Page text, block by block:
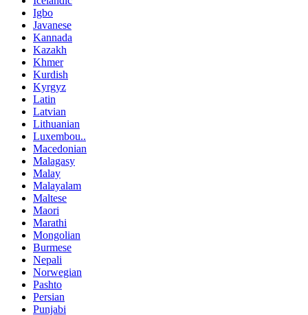
Igbo
Javanese
Kannada
Kazakh
Khmer
Kurdish
Kyrgyz
Latin
Latvian
Lithuanian
Luxembou..
Macedonian
Malagasy
Malay
Malayalam
Maltese
Maori
Marathi
Mongolian
Burmese
Nepali
Norwegian
Pashto
Persian
Punjabi